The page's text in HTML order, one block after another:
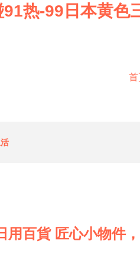
热-99日本黄
首
用百貨 匠心小物件